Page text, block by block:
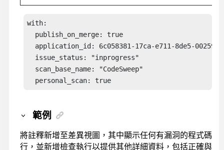
with:
  publish_on_merge: true
application_id: 6c058381-17ca-e711-8de5-
  issue_status: "inprogress"
  scan_base_name: "CodeSweep"
  personal_scan: true
範例
將註釋新增至差異視圖，其中顯示任何有漏洞的程式碼
行，並新增檢查執行以提供其他詳細資料，包括正確與